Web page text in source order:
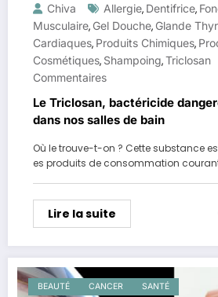
Chiva Allergie, Dentifrice,
Musculaire, Gel Douche, Glande
Cardiaques, Produits Chimiques,
Cosmétiques, Shampoing,Triclosan
Commentaires
Le Triclosan, bactéricide
dans nos salles de bain
Où le trouve-t-on ? Cette substance
es produits de consommation
Lire la suite
BEAUTÉ CANCER SANTÉ